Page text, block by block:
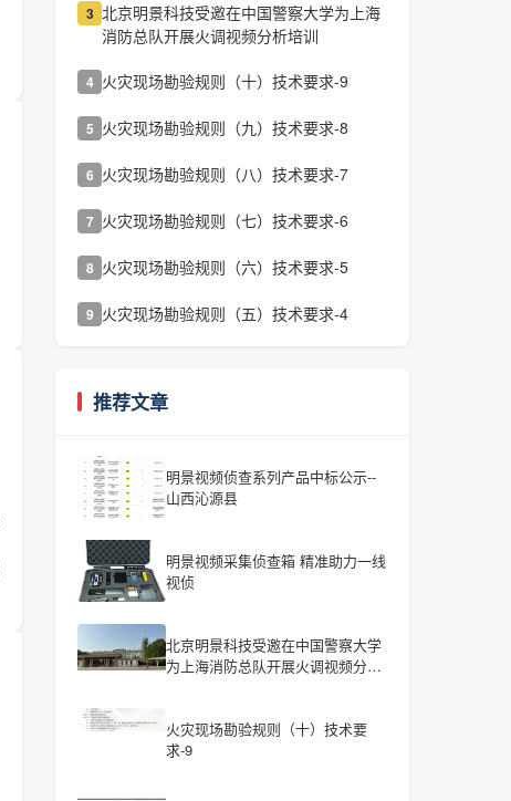
3 北京明景科技受邀在中国警察大学为上海
消防总队开展火调视频分析培训
4 火灾现场勘验规则（十）技术要求-9
5 火灾现场勘验规则（九）技术要求-8
6 火灾现场勘验规则（八）技术要求-7
7 火灾现场勘验规则（七）技术要求-6
8 火灾现场勘验规则（六）技术要求-5
9 火灾现场勘验规则（五）技术要求-4
推荐文章
明景视频侦查系列产品中标公示--
山西沁源县
明景视频采集侦查箱 精准助力一线
视侦
北京明景科技受邀在中国警察大学
为上海消防总队开展火调视频分析
火灾现场勘验规则（十）技术要
求-9